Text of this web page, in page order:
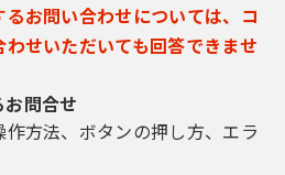
お問い合わせについては、コ
せいただいても回答できませ
問合せ
方法、ボタンの押し方、エラ